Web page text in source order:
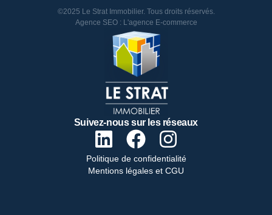
Suivez-nous sur les réseaux
Politique de confidentialité
Mentions légales et CGU
©2025 Le Strat Immobilier. Tous droits réservés.
Agence SEO : L'agence E-commerce